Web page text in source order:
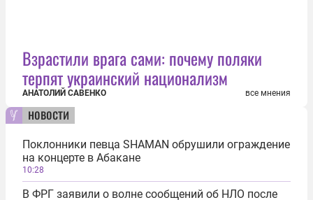
Взрастили врага сами: почему поляки
терпят украинский национализм
АНАТОЛИЙ САВЕНКО все мнения
новости
Поклонники певца SHAMAN обрушили ограждение
на концерте в Абакане
10:28
В ФРГ заявили о волне сообщений об НЛО после